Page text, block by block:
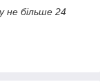
не більше 24